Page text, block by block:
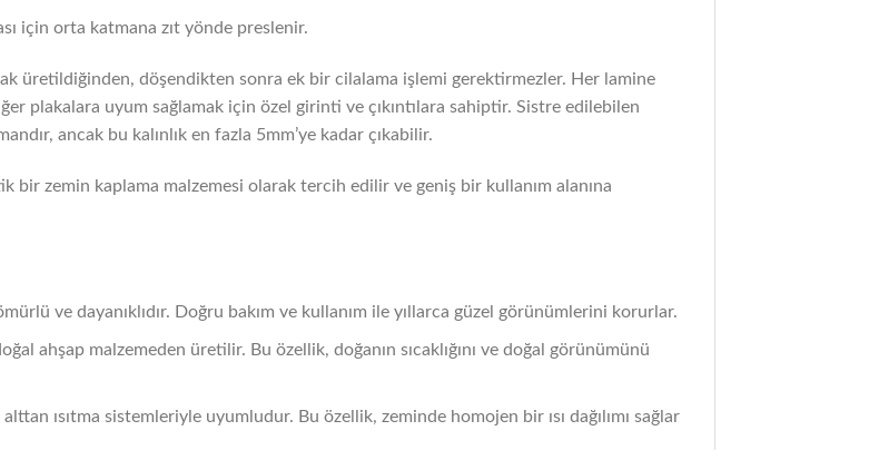
için orta katmana zıt yönde preslenir.
üretildiğinden, döşendikten sonra ek bir cilalama işlemi gerektirmezler. Her lamine
plakalara uyum sağlamak için özel girinti ve çıkıntılara sahiptir. Sistre edilebilen
ancak bu kalınlık en fazla 5mm’ye kadar çıkabilir.
bir zemin kaplama malzemesi olarak tercih edilir ve geniş bir kullanım alanına
ve dayanıklıdır. Doğru bakım ve kullanım ile yıllarca güzel görünümlerini korurlar.
ahşap malzemeden üretilir. Bu özellik, doğanın sıcaklığını ve doğal görünümünü
ısıtma sistemleriyle uyumludur. Bu özellik, zeminde homojen bir ısı dağılımı sağlar